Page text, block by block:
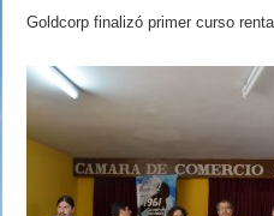
Goldcorp finalizó primer curso